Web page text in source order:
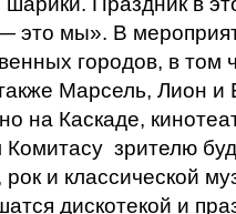
это мы». В
городов, в том
Марсель, Лион и
на Каскаде,
Комитасу зрителю
и классической
дискотекой и